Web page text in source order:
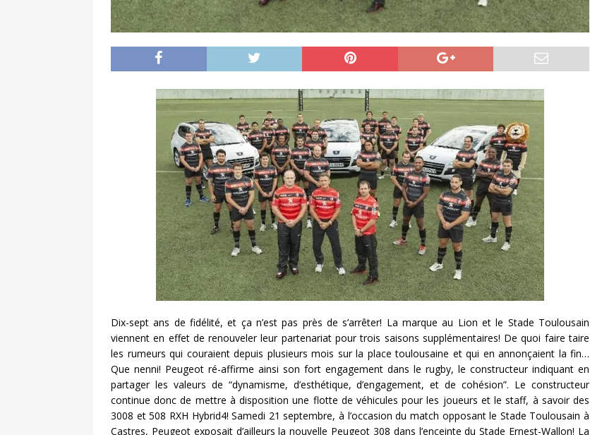
Dix-sept ans de fidélité, et ça n’est pas près de s’arrêter! La marque au Lion et le Stade Toulousain
viennent en effet de renouveler leur partenariat pour trois saisons supplémentaires! De quoi faire taire
les rumeurs qui couraient depuis plusieurs mois sur la place toulousaine et qui en annonçaient la fin…
Que nenni! Peugeot ré-affirme ainsi son fort engagement dans le rugby, le constructeur indiquant en
partager les valeurs de “dynamisme, d’esthétique, d’engagement, et de cohésion”. Le constructeur
continue donc de mettre à disposition une flotte de véhicules pour les joueurs et le staff, à savoir des
3008 et 508 RXH Hybrid4! Samedi 21 septembre, à l’occasion du match opposant le Stade Toulousain à
Castres, Peugeot exposait d’ailleurs la nouvelle Peugeot 308 dans l’enceinte du Stade Ernest-Wallon! La